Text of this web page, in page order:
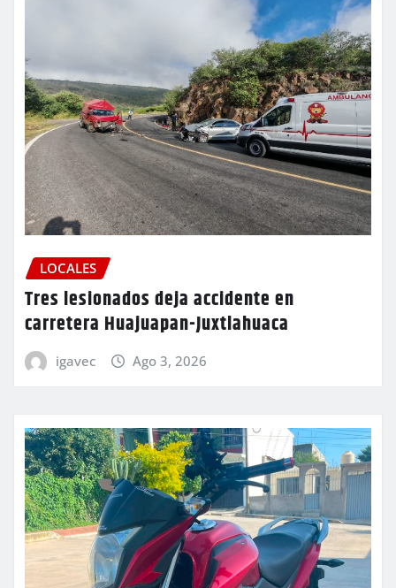
LOCALES
Tres lesionados deja accidente en
carretera Huajuapan-Juxtlahuaca
igavec Ago 3, 2026